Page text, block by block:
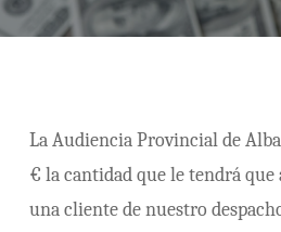
La Audiencia Provincial de
€ la cantidad que le tendrá que
una cliente de nuestro